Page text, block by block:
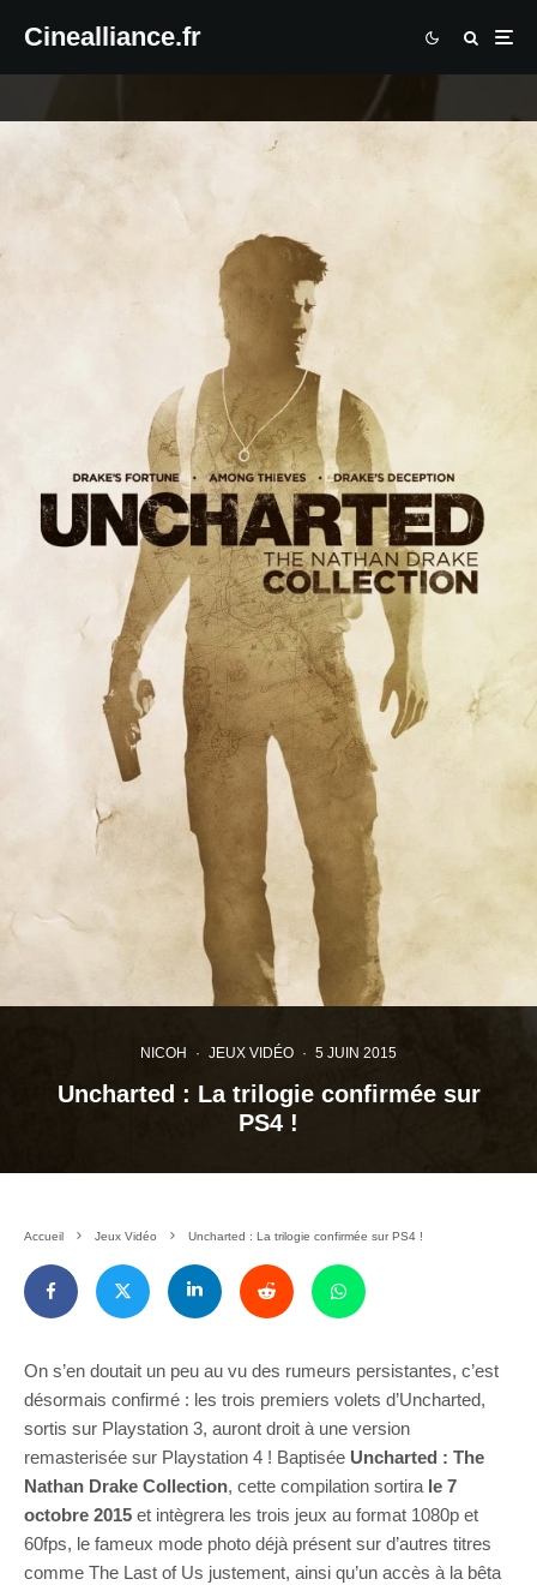
Cinealliance.fr
NICOH · JEUX VIDÉO · 5 JUIN 2015
Uncharted : La trilogie confirmée sur
PS4 !
Accueil Jeux Vidéo Uncharted : La trilogie confirmée sur PS4 !
On s’en doutait un peu au vu des rumeurs persistantes, c’est
désormais confirmé : les trois premiers volets d’Uncharted,
sortis sur Playstation 3, auront droit à une version
remasterisée sur Playstation 4 ! Baptisée Uncharted : The
Nathan Drake Collection, cette compilation sortira le 7
octobre 2015 et intègrera les trois jeux au format 1080p et
60fps, le fameux mode photo déjà présent sur d’autres titres
comme The Last of Us justement, ainsi qu’un accès à la bêta